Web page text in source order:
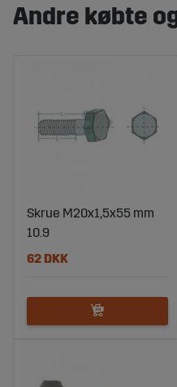
Andre købte
Skrue M20x1,5x55 mm
10.9
62 DKK